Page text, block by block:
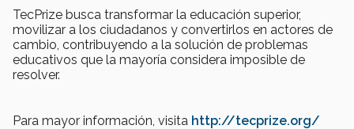
TecPrize busca transformar la educación superior,
movilizar a los ciudadanos y convertirlos en actores de
cambio, contribuyendo a la solución de problemas
educativos que la mayoría considera imposible de
resolver.
Para mayor información, visita http://tecprize.org/